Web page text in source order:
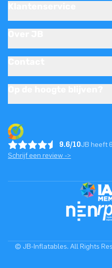
9.6/10JB heeft
Schrijf een review ->
© JB-Inflatables. All Rights